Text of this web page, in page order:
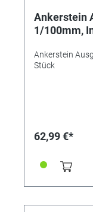
Ankerstein
1/100mm,
Ankerstein
Stück
62,99 €*